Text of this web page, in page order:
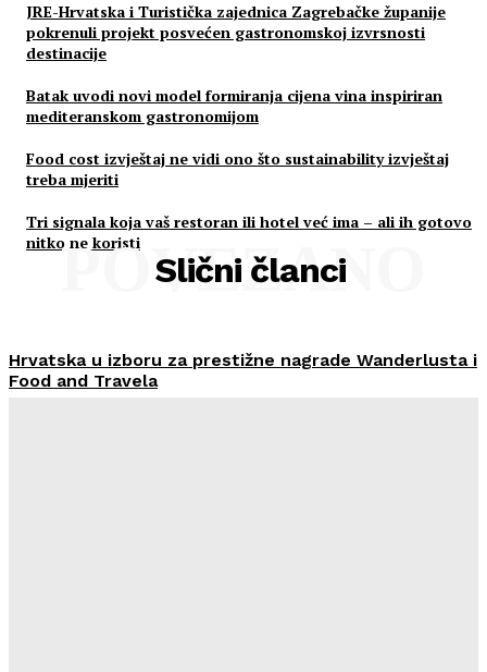
JRE-Hrvatska i Turistička zajednica Zagrebačke županije
pokrenuli projekt posvećen gastronomskoj izvrsnosti
destinacije
Batak uvodi novi model formiranja cijena vina inspiriran
mediteranskom gastronomijom
Food cost izvještaj ne vidi ono što sustainability izvještaj
treba mjeriti
Tri signala koja vaš restoran ili hotel već ima – ali ih gotovo
nitko ne koristi
Slični članci
POVEZANO
Hrvatska u izboru za prestižne nagrade Wanderlusta i
Food and Travela